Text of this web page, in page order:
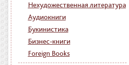
Нехудожественная литература
Аудиокниги
Букинистика
Бизнес-книги
Foreign Books